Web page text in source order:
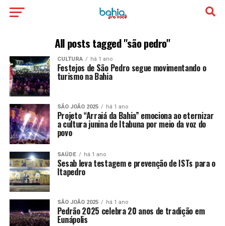
All posts tagged "são pedro"
CULTURA há 1 ano
Festejos de São Pedro segue movimentando o
turismo na Bahia
SÃO JOÃO 2025 há 1 ano
Projeto “Arraiá da Bahia” emociona ao eternizar
a cultura junina de Itabuna por meio da voz do
povo
SAÚDE há 1 ano
Sesab leva testagem e prevenção de ISTs para o
Itapedro
SÃO JOÃO 2025 há 1 ano
Pedrão 2025 celebra 20 anos de tradição em
Eunápolis